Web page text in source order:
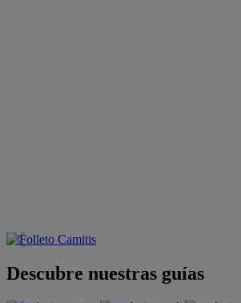
Descubre nuestras guías